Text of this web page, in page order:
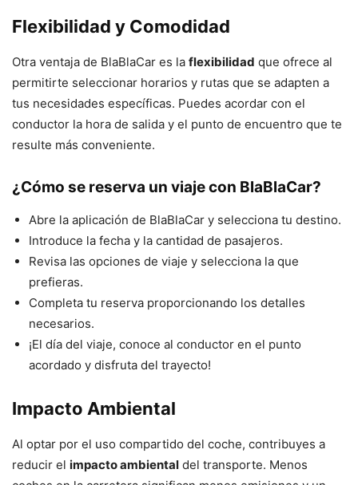
Flexibilidad y Comodidad
Otra ventaja de BlaBlaCar es la flexibilidad que ofrece al
permitirte seleccionar horarios y rutas que se adapten a
tus necesidades específicas. Puedes acordar con el
conductor la hora de salida y el punto de encuentro que te
resulte más conveniente.
¿Cómo se reserva un viaje con BlaBlaCar?
Abre la aplicación de BlaBlaCar y selecciona tu destino.
Introduce la fecha y la cantidad de pasajeros.
Revisa las opciones de viaje y selecciona la que
prefieras.
Completa tu reserva proporcionando los detalles
necesarios.
¡El día del viaje, conoce al conductor en el punto
acordado y disfruta del trayecto!
Impacto Ambiental
Al optar por el uso compartido del coche, contribuyes a
reducir el impacto ambiental del transporte. Menos